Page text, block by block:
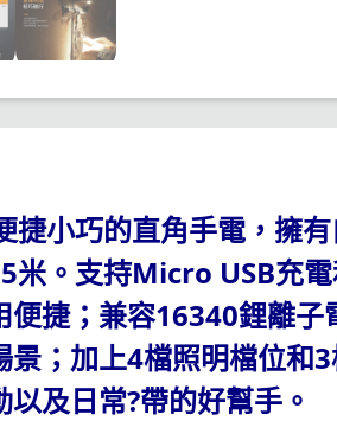
捷小巧的直角手電，擁
米。支持Micro USB充
便捷；兼容16340鋰離
景；加上4檔照明檔位和
及日常?帶的好幫手。